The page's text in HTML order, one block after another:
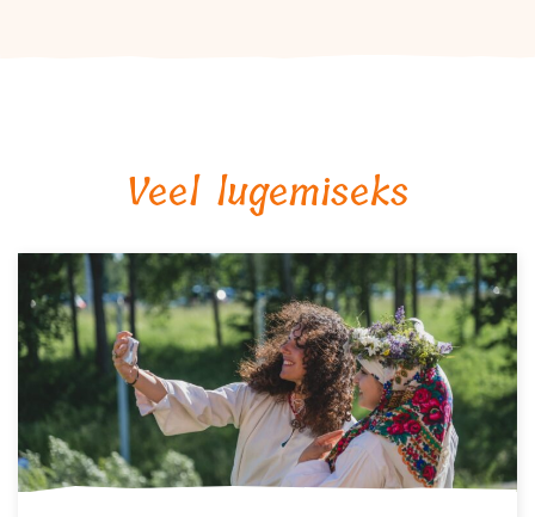
Veel lugemiseks